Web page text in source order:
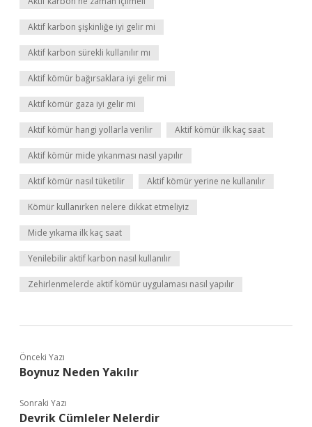
Aktif karbon şişkinliğe iyi gelir mi
Aktif karbon sürekli kullanılır mı
Aktif kömür bağırsaklara iyi gelir mi
Aktif kömür gaza iyi gelir mi
Aktif kömür hangi yollarla verilir Aktif kömür ilk kaç saat
Aktif kömür mide yıkanması nasıl yapılır
Aktif kömür nasıl tüketilir Aktif kömür yerine ne kullanılır
Kömür kullanırken nelere dikkat etmeliyiz
Mide yıkama ilk kaç saat
Yenilebilir aktif karbon nasıl kullanılır
Zehirlenmelerde aktif kömür uygulaması nasıl yapılır
Önceki Yazı
Boynuz Neden Yakılır
Sonraki Yazı
Devrik Cümleler Nelerdir